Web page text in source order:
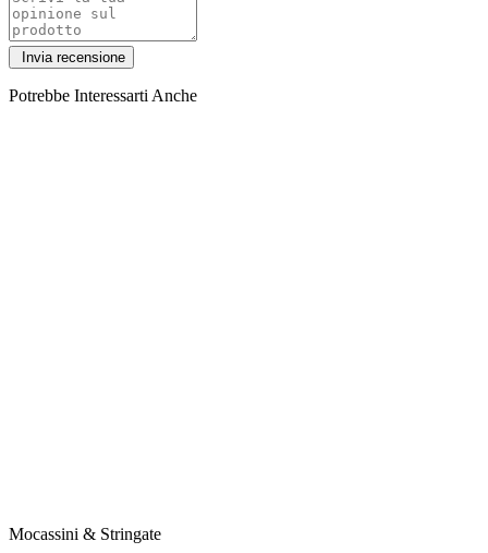
Potrebbe Interessarti Anche
Mocassini & Stringate